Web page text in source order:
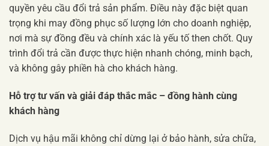
quyền yêu cầu đổi trả sản phẩm. Điều này đặc biệt quan
trọng khi may đồng phục số lượng lớn cho doanh nghiệp,
nơi mà sự đồng đều và chính xác là yếu tố then chốt. Quy
trình đổi trả cần được thực hiện nhanh chóng, minh bạch,
và không gây phiền hà cho khách hàng.
Hỗ trợ tư vấn và giải đáp thắc mắc – đồng hành cùng
khách hàng
Dịch vụ hậu mãi không chỉ dừng lại ở bảo hành, sửa chữa,